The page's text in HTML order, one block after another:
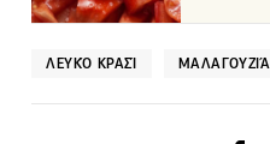
ΛΕΥΚΌ ΚΡΑΣΊ ΜΑΛΑΓΟΥΖΙΆ